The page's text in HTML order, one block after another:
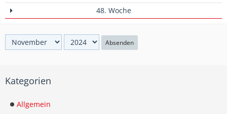
48. Woche
Absenden
Kategorien
Allgemein